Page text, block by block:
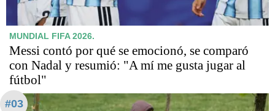
MUNDIAL FIFA 2026.
Messi contó por qué se emocionó, se comparó
con Nadal y resumió: "A mí me gusta jugar al
fútbol"
#03